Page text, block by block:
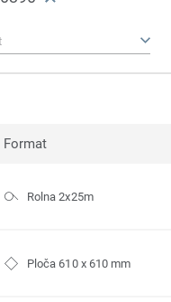
Format
Rolna 2x25m
Ploča 610 x 610 mm